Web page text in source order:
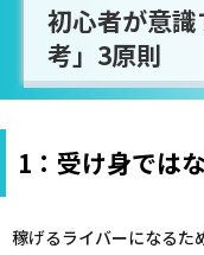
初心者が意
考」3原則
1：受け身では
稼げるライバーになるた